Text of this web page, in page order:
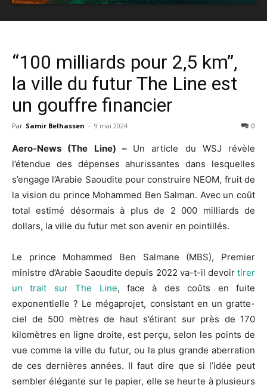
“100 milliards pour 2,5 km”,
la ville du futur The Line est
un gouffre financier
Par Samir Belhassen - 9 mai 2024 0
Aero-News (The Line) – Un article du WSJ révèle
l’étendue des dépenses ahurissantes dans lesquelles
s’engage l’Arabie Saoudite pour construire NEOM, fruit de
la vision du prince Mohammed Ben Salman. Avec un coût
total estimé désormais à plus de 2 000 milliards de
dollars, la ville du futur met son avenir en pointillés.
Le prince Mohammed Ben Salmane (MBS), Premier
ministre d’Arabie Saoudite depuis 2022 va-t-il devoir tirer
un trait sur The Line, face à des coûts en fuite
exponentielle ? Le mégaprojet, consistant en un gratte-
ciel de 500 mètres de haut s’étirant sur près de 170
kilomètres en ligne droite, est perçu, selon les points de
vue comme la ville du futur, ou la plus grande aberration
de ces dernières années. Il faut dire que si l’idée peut
sembler élégante sur le papier, elle se heurte à plusieurs